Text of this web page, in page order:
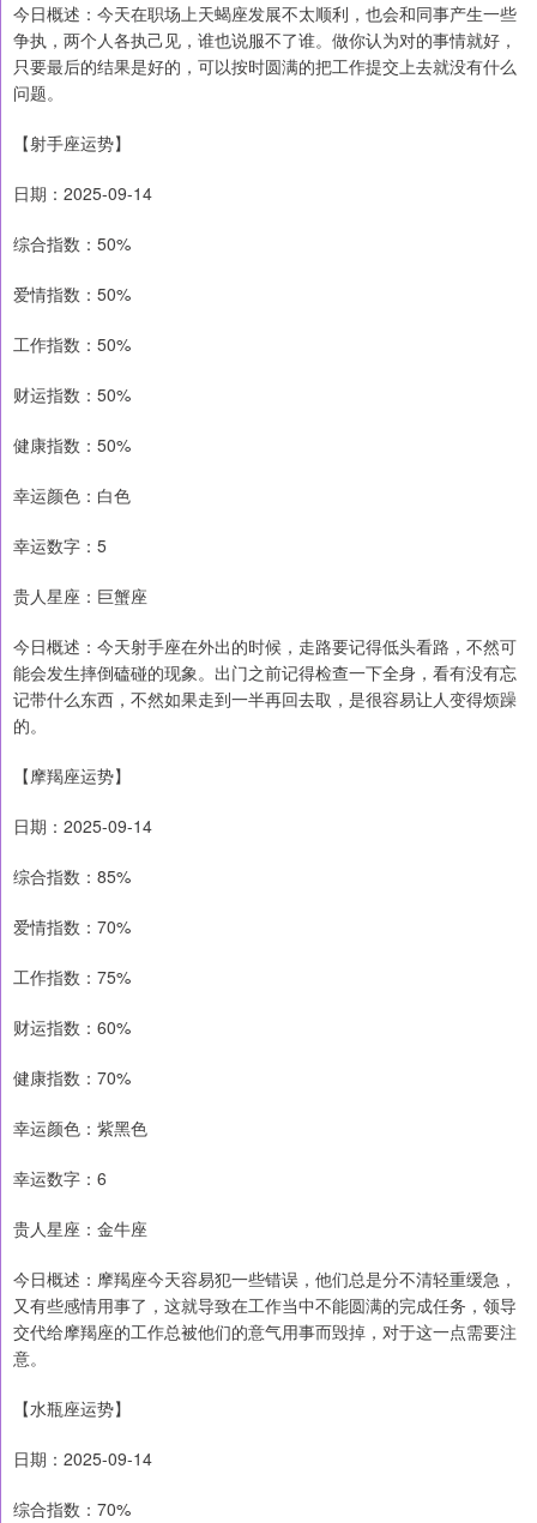
今日概述：今天在职场上天蝎座发展不太顺利，也会和同事产生一些
争执，两个人各执己见，谁也说服不了谁。做你认为对的事情就好，
只要最后的结果是好的，可以按时圆满的把工作提交上去就没有什么
问题。
【射手座运势】
日期：2025-09-14
综合指数：50%
爱情指数：50%
工作指数：50%
财运指数：50%
健康指数：50%
幸运颜色：白色
幸运数字：5
贵人星座：巨蟹座
今日概述：今天射手座在外出的时候，走路要记得低头看路，不然可
能会发生摔倒磕碰的现象。出门之前记得检查一下全身，看有没有忘
记带什么东西，不然如果走到一半再回去取，是很容易让人变得烦躁
的。
【摩羯座运势】
日期：2025-09-14
综合指数：85%
爱情指数：70%
工作指数：75%
财运指数：60%
健康指数：70%
幸运颜色：紫黑色
幸运数字：6
贵人星座：金牛座
今日概述：摩羯座今天容易犯一些错误，他们总是分不清轻重缓急，
又有些感情用事了，这就导致在工作当中不能圆满的完成任务，领导
交代给摩羯座的工作总被他们的意气用事而毁掉，对于这一点需要注
意。
【水瓶座运势】
日期：2025-09-14
综合指数：70%